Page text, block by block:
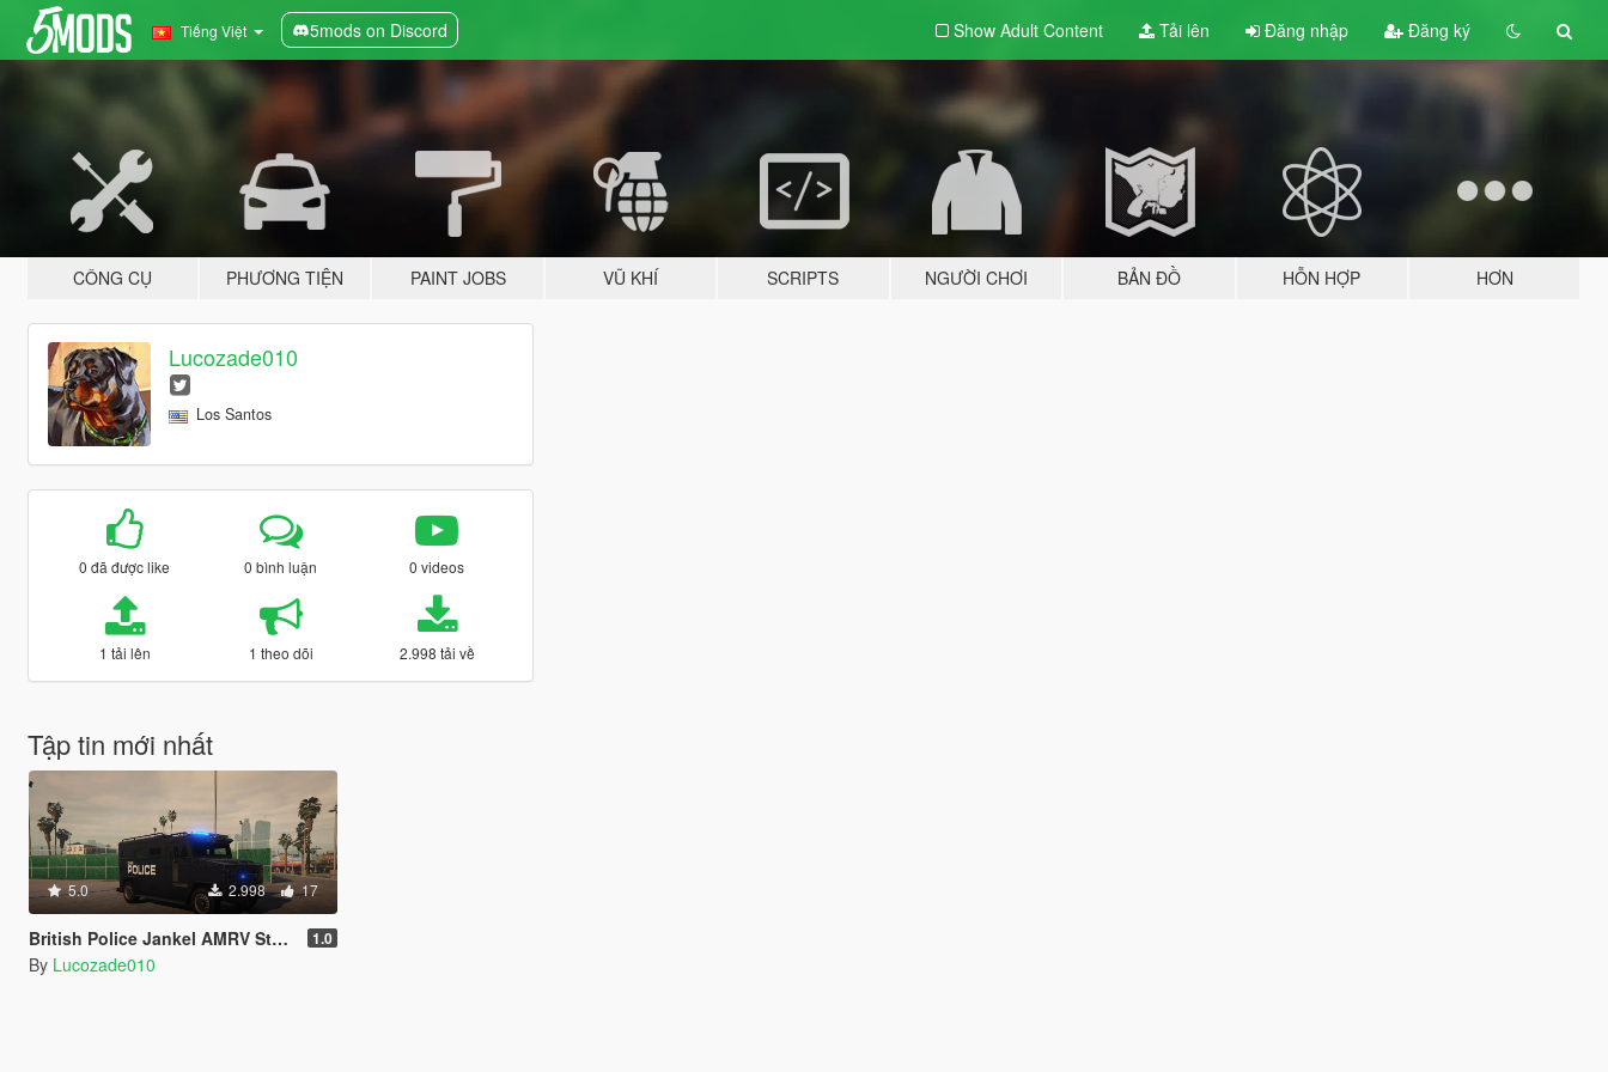
Tiếng Việt 5mods on Discord Show Adult Content Tải lên Đăng nhập Đăng ký
CÔNG CỤ PHƯƠNG TIỆN PAINT JOBS VŨ KHÍ SCRIPTS NGƯỜI CHƠI BẢN ĐỒ HỖN HỢP HƠN
Lucozade010
Los Santos
0 đã được like 0 bình luận 0 videos
1 tải lên 1 theo dõi 2.998 tải về
Tập tin mới nhất
5.0 2.998 17
British Police Jankel AMRV Style Riot Van "UK SWAT" 1.0
By Lucozade010